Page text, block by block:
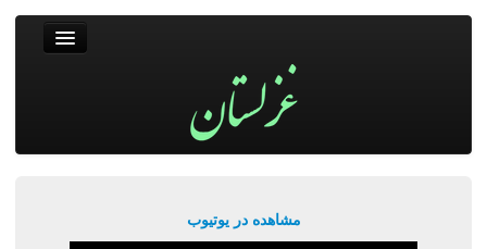
مشاهده در یوتیوب